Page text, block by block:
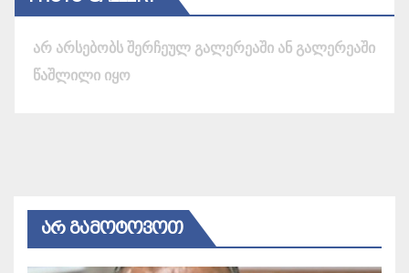
არ არსებობს შერჩეულ გალერეაში ან გალერეაში
წაშლილი იყო
ᲐᲠ ᲒᲐᲛᲝᲢᲝᲕᲝᲗ